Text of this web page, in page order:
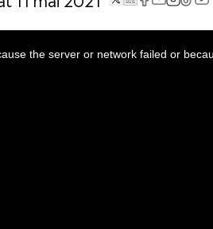
the server or network failed or